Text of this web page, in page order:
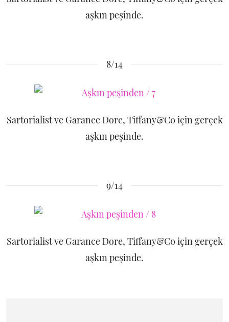
aşkın peşinde.
8/14
Sartorialist ve Garance Dore, Tiffany&Co için gerçek
aşkın peşinde.
9/14
Sartorialist ve Garance Dore, Tiffany&Co için gerçek
aşkın peşinde.